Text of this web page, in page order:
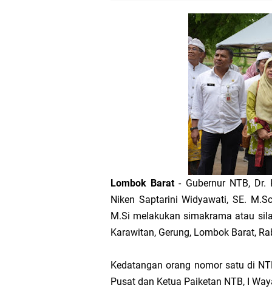
Kapolda NTB
Kapolda NTB
Kapolda NTB
Polda NTB Perkuat
Polsek Sandubaya
Wakapolda NTB
Lombok Barat- Gubernur NTB, Dr.
Niken Saptarini Widyawati, SE.
M.Si melakukan simakrama atau
Karawitan, Gerung, Lombok Barat,
Kedatangan orang nomor satu di
Pusat dan Ketua Paiketan NTB, I